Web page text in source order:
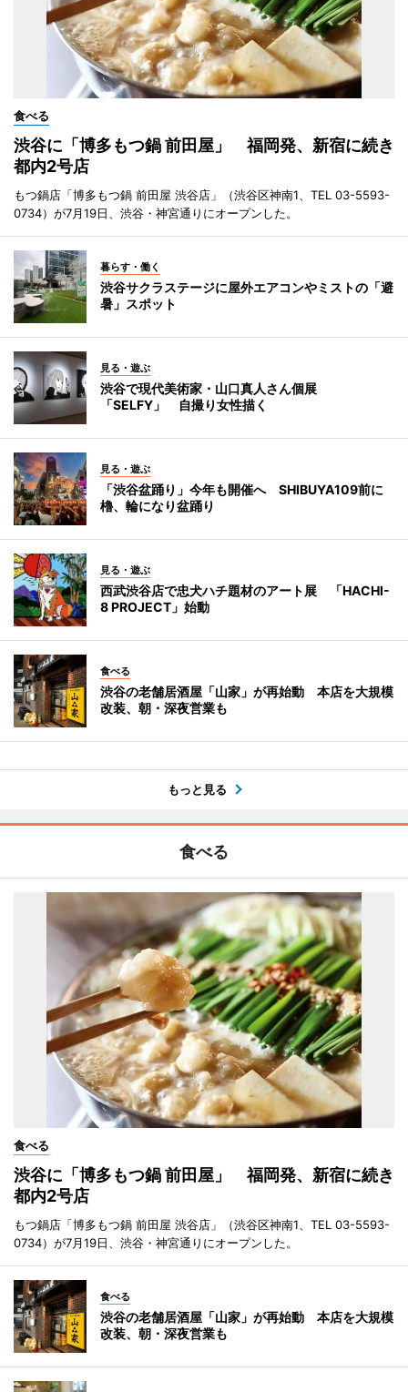
食べる
渋谷に「博多もつ鍋 前田屋」 福岡発、新宿に続き
都内2号店
もつ鍋店「博多もつ鍋 前田屋 渋谷店」（渋谷区神南1、TEL 03-5593-
0734）が7月19日、渋谷・神宮通りにオープンした。
暮らす・働く
渋谷サクラステージに屋外エアコンやミストの「避
暑」スポット
見る・遊ぶ
渋谷で現代美術家・山口真人さん個展
「SELFY」 自撮り女性描く
見る・遊ぶ
「渋谷盆踊り」今年も開催へ SHIBUYA109前に
櫓、輪になり盆踊り
見る・遊ぶ
西武渋谷店で忠犬ハチ題材のアート展 「HACHI-
8 PROJECT」始動
食べる
渋谷の老舗居酒屋「山家」が再始動 本店を大規模
改装、朝・深夜営業も
もっと見る
食べる
食べる
渋谷に「博多もつ鍋 前田屋」 福岡発、新宿に続き
都内2号店
もつ鍋店「博多もつ鍋 前田屋 渋谷店」（渋谷区神南1、TEL 03-5593-
0734）が7月19日、渋谷・神宮通りにオープンした。
食べる
渋谷の老舗居酒屋「山家」が再始動 本店を大規模
改装、朝・深夜営業も